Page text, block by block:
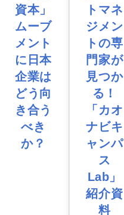
資本」
ムーブ
メント
に日本
企業は
どう向
き合う
べき
か？
トマネ
ジメン
トの専
門家が
見つか
る！
「カオ
ナビキ
ャンパ
ス
Lab」
紹介資
料